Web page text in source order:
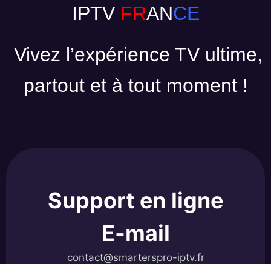
IPTV FRANCE
Vivez l’expérience TV ultime,
partout et à tout moment !
Support en ligne
E-mail
contact@smarterspro-iptv.fr